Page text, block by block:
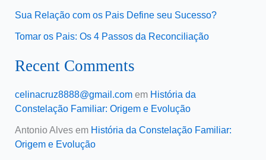
Sua Relação com os Pais Define seu Sucesso?
Tomar os Pais: Os 4 Passos da Reconciliação
Recent Comments
celinacruz8888@gmail.comem História da
Constelação Familiar: Origem e Evolução
Antonio Alvesem História da Constelação Familiar:
Origem e Evolução